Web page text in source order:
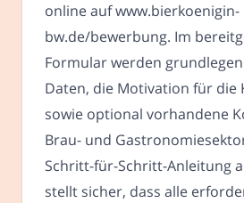
online auf www.bierkoenigin-
bw.de/bewerbung. Im
Formular werden
Daten, die Motivation für die
sowie optional vorhandene
Brau- und
Schritt-für-Schritt-Anleitung
stellt sicher, dass alle